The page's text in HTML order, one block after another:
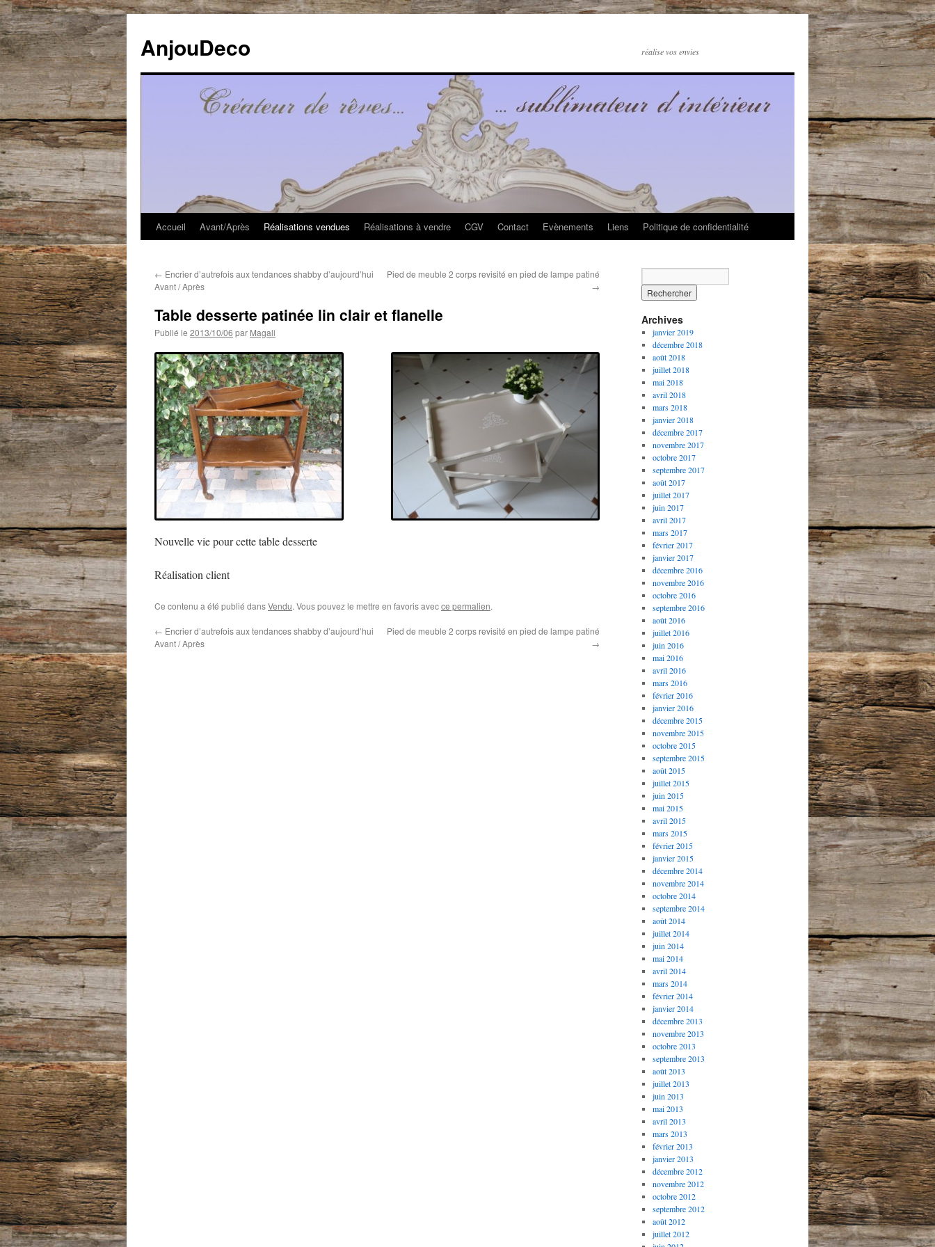
contenu
AnjouDeco réalise vos envies
Accueil Avant/Après Réalisations vendues Réalisations à vendre CGV Contact Evènements Liens Politique de confidentialité
← Encrier d’autrefois aux tendances shabby d’aujourd’hui
Avant / Après
Pied de meuble 2 corps revisité en pied de lampe patiné
→
Table desserte patinée lin clair et flanelle
Publié le 2013/10/06 par Magali
Nouvelle vie pour cette table desserte
Réalisation client
Ce contenu a été publié dansVendu. Vous pouvez le mettre en favoris avecce permalien.
← Encrier d’autrefois aux tendances shabby d’aujourd’hui
Avant / Après
Pied de meuble 2 corps revisité en pied de lampe patiné
→
Archives
janvier 2019
décembre 2018
août 2018
juillet 2018
mai 2018
avril 2018
mars 2018
janvier 2018
décembre 2017
novembre 2017
octobre 2017
septembre 2017
août 2017
juillet 2017
juin 2017
avril 2017
mars 2017
février 2017
janvier 2017
décembre 2016
novembre 2016
octobre 2016
septembre 2016
août 2016
juillet 2016
juin 2016
mai 2016
avril 2016
mars 2016
février 2016
janvier 2016
décembre 2015
novembre 2015
octobre 2015
septembre 2015
août 2015
juillet 2015
juin 2015
mai 2015
avril 2015
mars 2015
février 2015
janvier 2015
décembre 2014
novembre 2014
octobre 2014
septembre 2014
août 2014
juillet 2014
juin 2014
mai 2014
avril 2014
mars 2014
février 2014
janvier 2014
décembre 2013
novembre 2013
octobre 2013
septembre 2013
août 2013
juillet 2013
juin 2013
mai 2013
avril 2013
mars 2013
février 2013
janvier 2013
décembre 2012
novembre 2012
octobre 2012
septembre 2012
août 2012
juillet 2012